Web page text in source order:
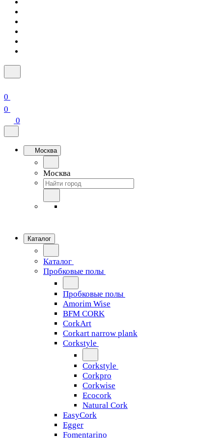
0
0
0
Москва
Москва
Каталог
Каталог
Пробковые полы
Пробковые полы
Amorim Wise
BFM CORK
CorkArt
Corkart narrow plank
Corkstyle
Corkstyle
Corkpro
Corkwise
Ecocork
Natural Cork
EasyCork
Egger
Fomentarino